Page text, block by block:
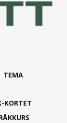
TEMA
KORTET